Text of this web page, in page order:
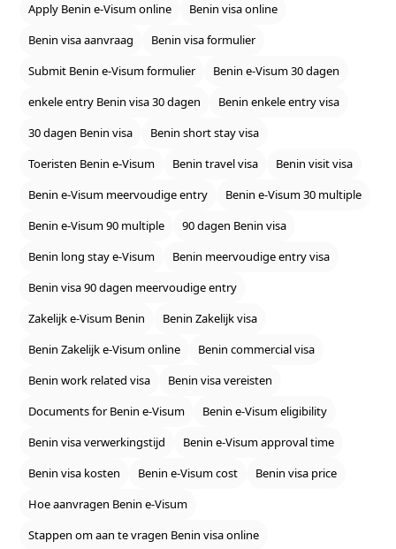
Apply Benin e‑Visum online
Benin visa online
Benin visa aanvraag
Benin visa formulier
Submit Benin e‑Visum formulier
Benin e‑Visum 30 dagen
enkele entry Benin visa 30 dagen
Benin enkele entry visa
30 dagen Benin visa
Benin short stay visa
Toeristen Benin e‑Visum
Benin travel visa
Benin visit visa
Benin e‑Visum meervoudige entry
Benin e‑Visum 30 multiple
Benin e‑Visum 90 multiple
90 dagen Benin visa
Benin long stay e‑Visum
Benin meervoudige entry visa
Benin visa 90 dagen meervoudige entry
Zakelijk e‑Visum Benin
Benin Zakelijk visa
Benin Zakelijk e‑Visum online
Benin commercial visa
Benin work related visa
Benin visa vereisten
Documents for Benin e‑Visum
Benin e‑Visum eligibility
Benin visa verwerkingstijd
Benin e‑Visum approval time
Benin visa kosten
Benin e‑Visum cost
Benin visa price
Hoe aanvragen Benin e‑Visum
Stappen om aan te vragen Benin visa online